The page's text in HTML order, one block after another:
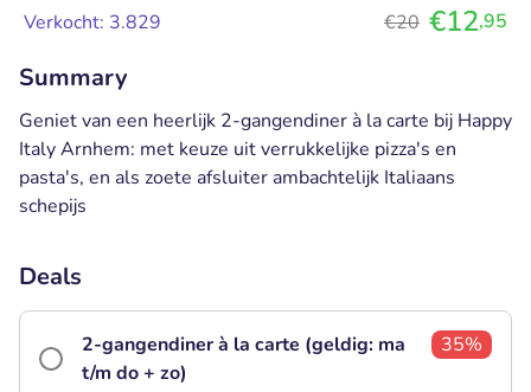
Verkocht: 3.829 €20 €12,95
Summary
Geniet van een heerlijk 2-gangendiner à la carte bij Happy
Italy Arnhem: met keuze uit verrukkelijke pizza's en
pasta's, en als zoete afsluiter ambachtelijk Italiaans
schepijs
Deals
2-gangendiner à la carte (geldig: ma
t/m do + zo)
35%